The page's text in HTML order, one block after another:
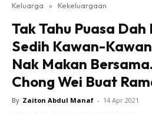
Keluarga » Kekeluargaan
Tak Tahu Puasa Dah
Sedih Kawan-
Nak Makan
Chong Wei Buat
By Zaiton Abdul Manaf - 14 Apr 2021